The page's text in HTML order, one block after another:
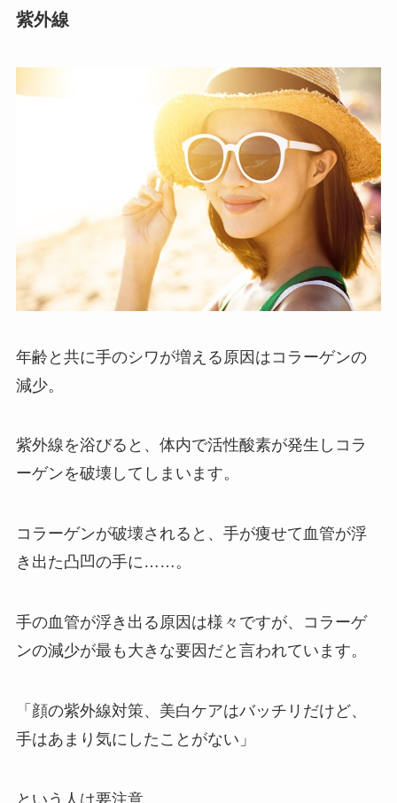
紫外線
年齢と共に手のシワが増える原因はコラーゲンの
減少。
紫外線を浴びると、体内で活性酸素が発生しコラ
ーゲンを破壊してしまいます。
コラーゲンが破壊されると、手が痩せて血管が浮
き出た凸凹の手に……。
手の血管が浮き出る原因は様々ですが、コラーゲ
ンの減少が最も大きな要因だと言われています。
「顔の紫外線対策、美白ケアはバッチリだけど、
手はあまり気にしたことがない」
という人は要注意。